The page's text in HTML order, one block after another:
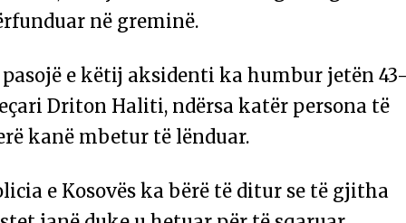
në greminë.
pasojë e këtij aksidenti ka humbur jetën 43-
Driton Haliti, ndërsa katër persona të
kanë mbetur të lënduar.
e Kosovës ka bërë të ditur se të gjitha